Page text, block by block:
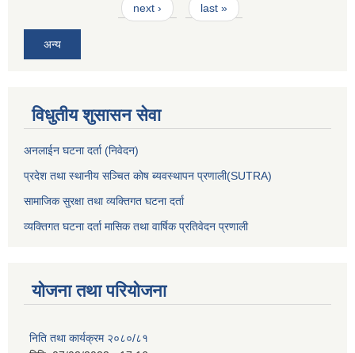
next › last »
अन्य
विधुतीय शुसासन सेवा
अनलाईन घटना दर्ता (निवेदन)
प्रदेश तथा स्थानीय सञ्चित कोष ब्यवस्थापन प्रणाली(SUTRA)
सामाजिक सुरक्षा तथा व्यक्तिगत घटना दर्ता
व्यक्तिगत घटना दर्ता मासिक तथा वार्षिक प्रतिवेदन प्रणाली
योजना तथा परियोजना
निति तथा कार्यक्रम २०८०/८१